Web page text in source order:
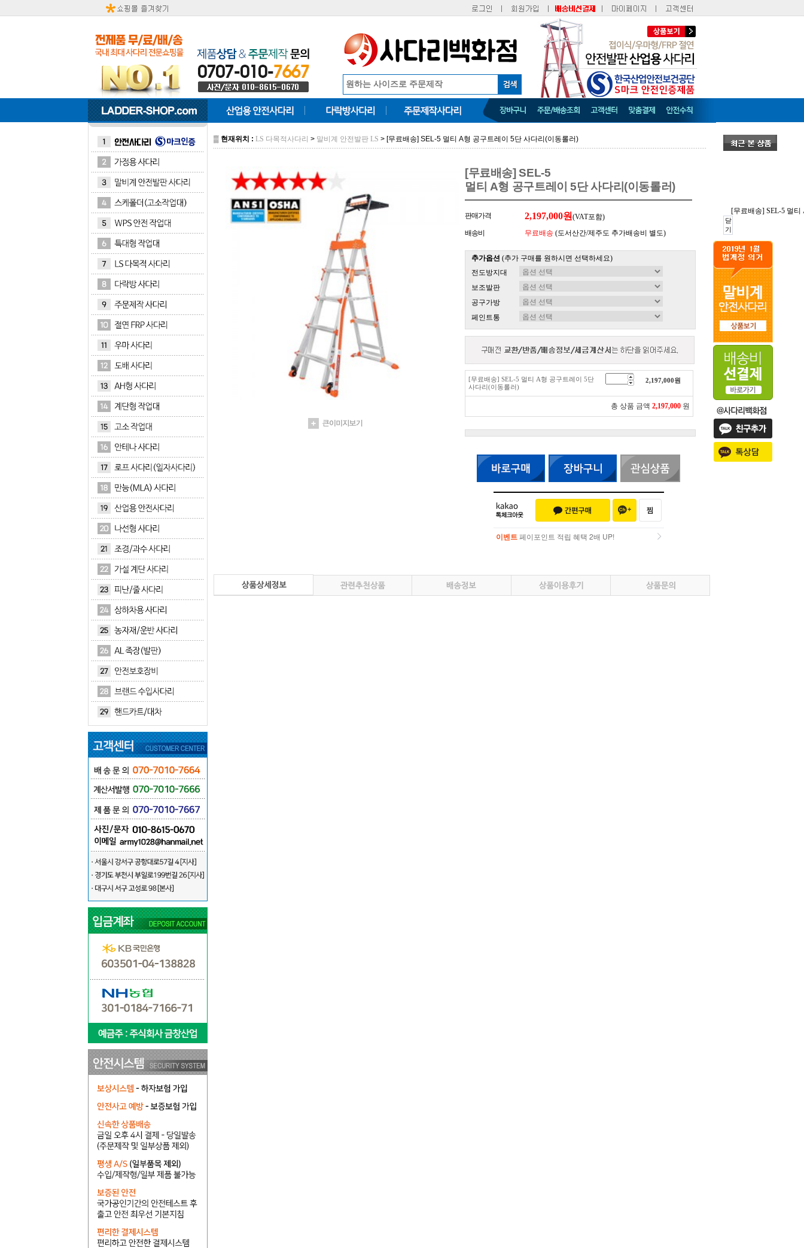
[무료배송] SEL-5 멀
닫
기
▒ 현재위치 : LS 다목적사다리 > 말비계 안전발판 LS > [무료배송] SEL-5 멀티 A형 공구트레이 5단 사다리(이동롤러)
[무료배송] SEL-5
멀티 A형 공구트레이 5단 사다리(이동롤러)
판매가격 2,197,000원 (VAT포함)
배송비
무료배송 (도서산간/제주도 추가배송비 별도)
추가옵션 (추가 구매를 원하시면 선택하세요)
전도방지대
보조발판
공구가방
페인트통
[무료배송] SEL-5 멀티 A형 공구트레이 5단
사다리(이동롤러)
2,197,000원
총 상품 금액 2,197,000 원
이벤트 페이포인트 적립 혜택 2배 UP!